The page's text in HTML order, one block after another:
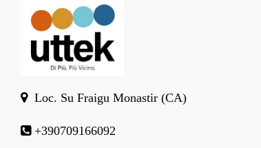
Loc. Su Fraigu Monastir (CA)
+390709166092